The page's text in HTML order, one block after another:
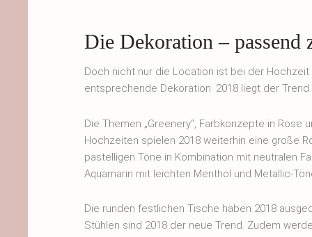
Die Dekoration – passend
Doch nicht nur die Location ist bei der
entsprechende Dekoration. 2018 liegt der Trend
Die Themen „Greenery“, Farbkonzepte in Rose
Hochzeiten spielen 2018 weiterhin eine große
pastelligen Töne in Kombination mit neutralen
Aquamarin mit leichten Menthol und Metallic-
Die runden festlichen Tische haben 2018
Stühlen sind 2018 der neue Trend. Zudem